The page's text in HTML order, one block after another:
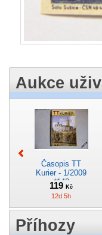
Aukce
Časopis TT
Kurier - 1/2009
*142
119Kč
12d 5h
Příhozy